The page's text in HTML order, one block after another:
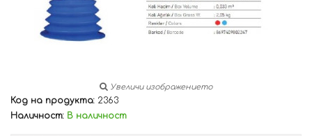
Увеличи изображението
Код на продукта: 2363
Наличност: В наличност